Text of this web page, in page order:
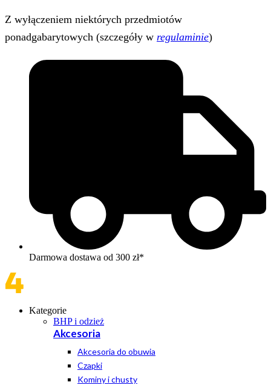
Z wyłączeniem niektórych przedmiotów
ponadgabarytowych (szczegóły w regulaminie)
Darmowa dostawa od 300 zł*
Kategorie
BHP i odzież
Akcesoria
Akcesoria do obuwia
Czapki
Kominy i chusty